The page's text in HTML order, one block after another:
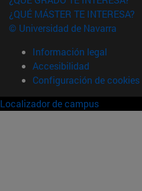
¿QUÉ MÁSTER TE INTERESA?
© Universidad de Navarra
Información legal
Accesibilidad
Configuración de cookies
Localizador de campus